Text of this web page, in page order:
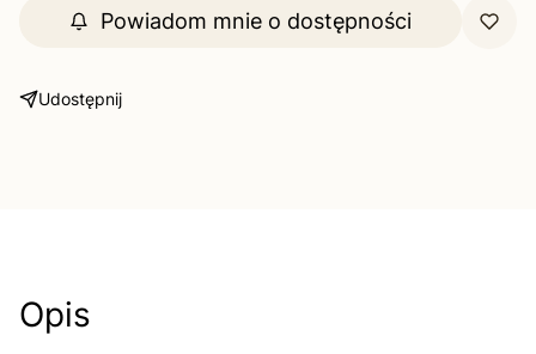
Powiadom mnie o dostępności
Udostępnij
Opis